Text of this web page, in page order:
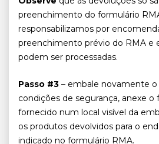
preenchimento do formulário
responsabilizamos por
preenchimento prévio do RMA e
podem ser processadas.
Passo #3 – embale novamente
condições de segurança, anexe o
fornecido num local visível da
os produtos devolvidos para o
indicado no formulário RMA.